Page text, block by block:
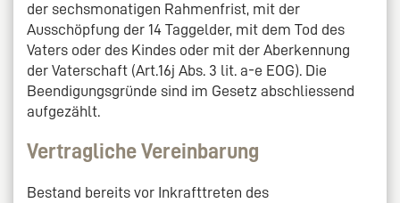
der sechsmonatigen Rahmenfrist, mit der
Ausschöpfung der 14 Taggelder, mit dem Tod des
Vaters oder des Kindes oder mit der Aberkennung
der Vaterschaft (Art.16j Abs. 3 lit. a-e EOG). Die
Beendigungsgründe sind im Gesetz abschliessend
aufgezählt.
Vertragliche Vereinbarung
Bestand bereits vor Inkrafttreten des